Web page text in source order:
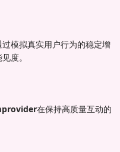
模拟真实用户行为的稳定增
度。
在保持高质量互动的